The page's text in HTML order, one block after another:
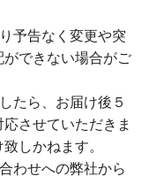
予告なく変更や突
できない場合がご
たら、お届け後５
させていただきま
しかねます。
わせへの弊社から